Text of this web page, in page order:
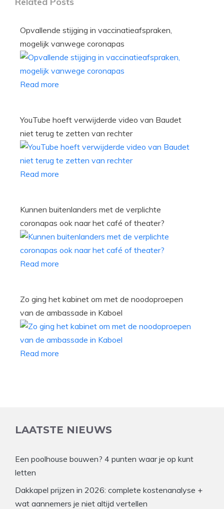
Opvallende stijging in vaccinatieafspraken,
mogelijk vanwege coronapas
Read more
YouTube hoeft verwijderde video van Baudet
niet terug te zetten van rechter
Read more
Kunnen buitenlanders met de verplichte
coronapas ook naar het café of theater?
Read more
Zo ging het kabinet om met de noodoproepen
van de ambassade in Kaboel
Read more
LAATSTE NIEUWS
Een poolhouse bouwen? 4 punten waar je op kunt
letten
Dakkapel prijzen in 2026: complete kostenanalyse +
wat aannemers je niet altijd vertellen